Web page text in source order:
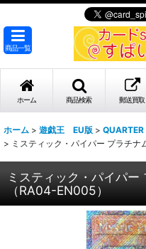
商品一覧
ホーム 商品検索 郵送買取
ホーム > 遊戯王 EU版 >
> ミスティック・パイパー プラチナ
ミスティック・パイパ
（RA04-EN005）